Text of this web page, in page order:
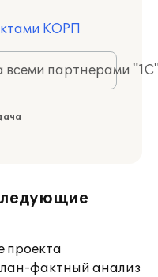
КОРП
всеми партнерами
проекта
фактный анализ